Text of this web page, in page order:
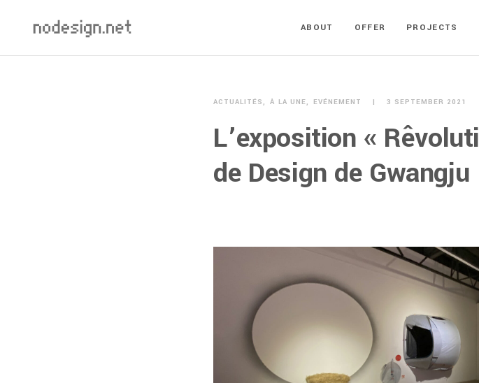
ABOUT OFFER PROJECTS
ACTUALITÉS À LA UNE EVÉNEMENT 3 SEPTEMBER 2021
L’exposition «
de Design de Gwangju